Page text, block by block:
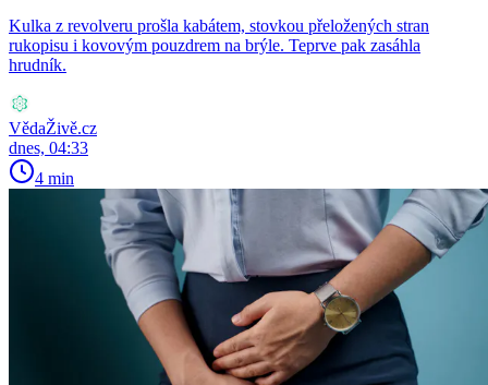
Kulka z revolveru prošla kabátem, stovkou přeložených stran
rukopisu i kovovým pouzdrem na brýle. Teprve pak zasáhla
hrudník.
VědaŽivě.cz
dnes, 04:33
4 min